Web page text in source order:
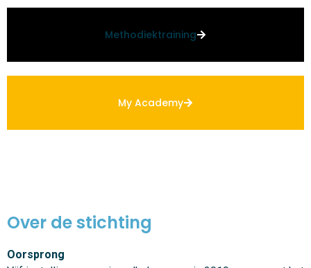
Methodiektraining
My Academy
Over de stichting
Oorsprong